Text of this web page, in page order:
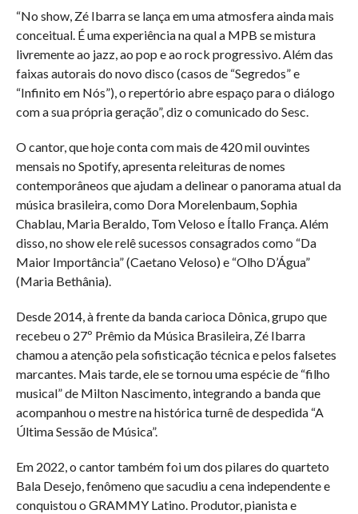
“No show, Zé Ibarra se lança em uma atmosfera ainda mais
conceitual. É uma experiência na qual a MPB se mistura
livremente ao jazz, ao pop e ao rock progressivo. Além das
faixas autorais do novo disco (casos de “Segredos” e
“Infinito em Nós”), o repertório abre espaço para o diálogo
com a sua própria geração”, diz o comunicado do Sesc.
O cantor, que hoje conta com mais de 420 mil ouvintes
mensais no Spotify, apresenta releituras de nomes
contemporâneos que ajudam a delinear o panorama atual da
música brasileira, como Dora Morelenbaum, Sophia
Chablau, Maria Beraldo, Tom Veloso e Ítallo França. Além
disso, no show ele relê sucessos consagrados como “Da
Maior Importância” (Caetano Veloso) e “Olho D’Água”
(Maria Bethânia).
Desde 2014, à frente da banda carioca Dônica, grupo que
recebeu o 27º Prêmio da Música Brasileira, Zé Ibarra
chamou a atenção pela sofisticação técnica e pelos falsetes
marcantes. Mais tarde, ele se tornou uma espécie de “filho
musical” de Milton Nascimento, integrando a banda que
acompanhou o mestre na histórica turnê de despedida “A
Última Sessão de Música”.
Em 2022, o cantor também foi um dos pilares do quarteto
Bala Desejo, fenômeno que sacudiu a cena independente e
conquistou o GRAMMY Latino. Produtor, pianista e